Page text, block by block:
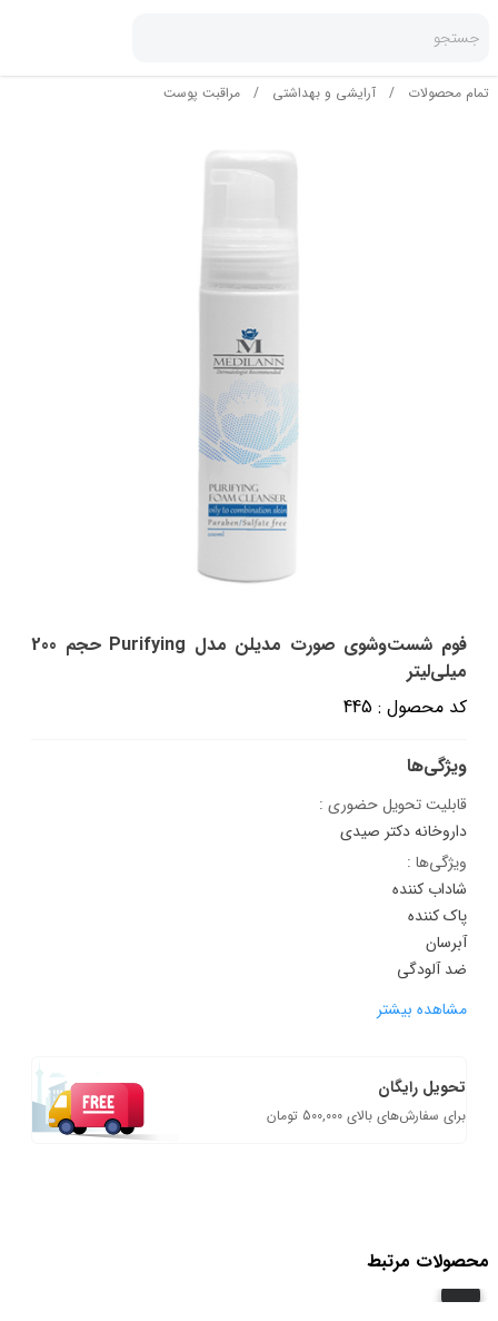
جستجو
تمام محصولات / آرایشی و بهداشتی / مراقبت پوست
فوم شست‌وشوی صورت مدیلن مدل Purifying حجم 200
میلی‌لیتر
کد محصول : 445
ویژگی‌ها
قابلیت تحویل حضوری :
داروخانه دکتر صیدی
ویژگی‌ها :
شاداب کننده
پاک کننده
آبرسان
ضد آلودگی
مشاهده بیشتر
تحویل رایگان
برای سفارش‌های بالای 500,000 تومان
محصولات مرتبط